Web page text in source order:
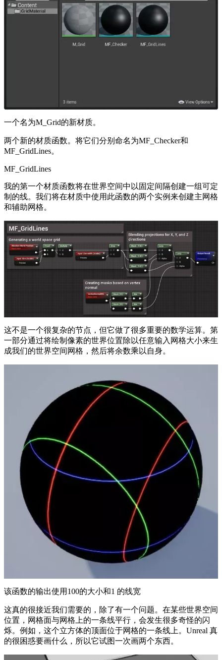
一个名为M_Grid的新材质。
两个新的材质函数。将它们分别命名为MF_Checker和
MF_GridLines。
MF_GridLines
我的第一个材质函数将在世界空间中以固定间隔创建一组可定
制的线。我们将在材质中使用此函数的两个实例来创建主网格
和辅助网格。
这不是一个很复杂的节点，但它做了很多重要的数学运算。第
一部分通过将绘制像素的世界位置除以任意输入网格大小来生
成我们的世界空间网格，然后将余数乘以自身。
该函数的输出使用100的大小和1 的线宽
这真的很接近我们需要的，除了有一个问题。在某些世界空间
位置，网格面与网格上的一条线平行，会发生很多奇怪的闪
烁。例如，这个立方体的顶面位于网格的一条线上。Unreal 真
的很困惑要画什么，所以它试图一次画两个东西。